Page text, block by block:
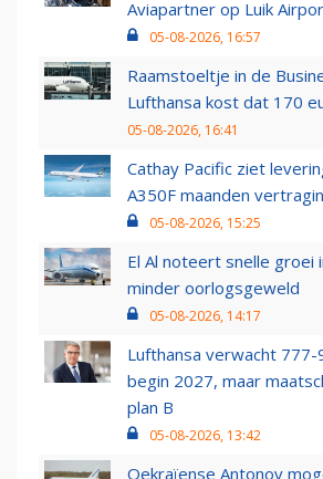
Aviapartner op Luik
05-08-2026, 16:57
Raamstoeltje in de
Lufthansa kost dat 170
05-08-2026, 16:41
Cathay Pacific ziet
A350F maanden
05-08-2026, 15:25
El Al noteert snelle groei
minder oorlogsgeweld
05-08-2026, 14:17
Lufthansa verwacht 777-
begin 2027, maar
plan B
05-08-2026, 13:42
Oekraïense Antonov